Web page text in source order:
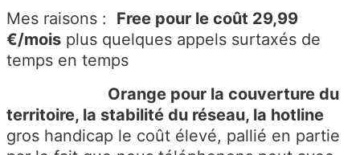
Mes raisons : Free pour le coût 29,99
€/mois plus quelques appels surtaxés de
temps en temps
Orange pour la couverture du
territoire, la stabilité du réseau, la hotline
gros handicap le coût élevé, pallié en partie